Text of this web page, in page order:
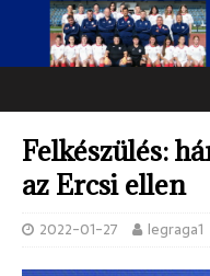
Felkészülés:
az Ercsi ellen
2022-01-27 legraga1